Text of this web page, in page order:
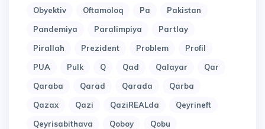
Obyektiv
Oftamoloq Pa
Pakistan
Pandemiya
Paralimpiya
Partlay
Pirallah
Prezident Problem
Profil
PUA
Pulk Q Qad Qalayar
Qar
Qaraba
Qarad Qarada
Qarba
Qazax
Qazi QaziREALda
Qeyrineft
Qeyrisabithava
Qoboy
Qobu